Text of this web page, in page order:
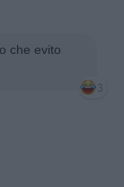
che evito
3